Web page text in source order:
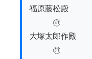
福原藤松殿
㊞
大塚太郎作殿
㊞